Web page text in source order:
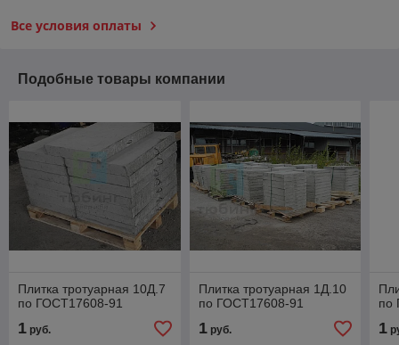
Все условия оплаты
Подобные товары компании
Плитка тротуарная 10Д.7
по ГОСТ17608-91
1 руб.
Плитка тротуарная 1Д.10
по ГОСТ17608-91
1руб.
по
1